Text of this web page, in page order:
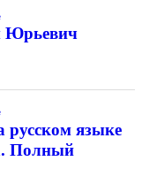
Юрьевич
русском языке
Полный